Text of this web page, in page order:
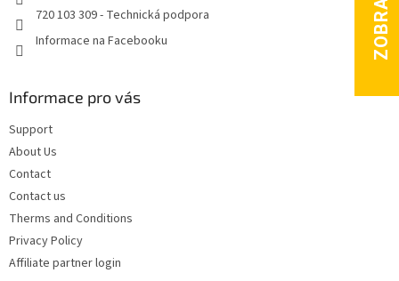
720 103 309 - Technická podpora
Informace na Facebooku
Informace pro vás
Support
About Us
Contact
Contact us
Therms and Conditions
Privacy Policy
Affiliate partner login